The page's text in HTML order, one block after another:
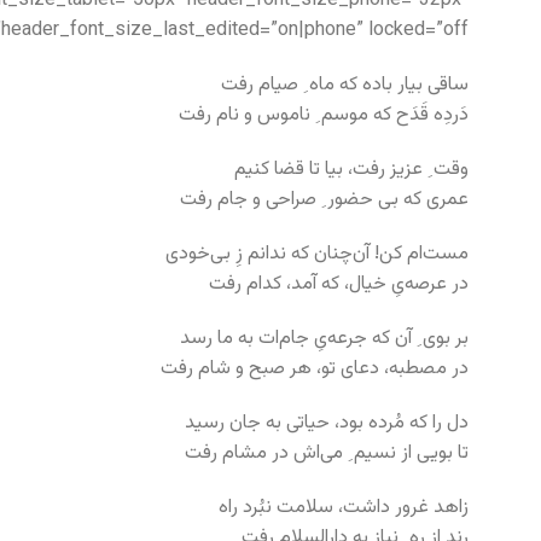
header_font_size_last_edited=”on|phone” locked=”off”]
ساقی بیار باده که ماه ِ صیام رفت
دَردِه قَدَح که موسم ِ ناموس و نام رفت
وقت ِ عزیز رفت، بیا تا قضا کنیم
عمری که بی حضور ِ صراحی و جام رفت
مست‌ام کن! آن‌چنان که ندانم زِ بی‌خودی
در عرصه‌یِ خیال، که آمد، کدام رفت
بر بوی ِ آن که جرعه‌یِ جام‌ات به ما رسد
در مصطبه، دعای تو، هر صبح و شام رفت
دل را که مُرده بود، حیاتی به جان رسید
تا بویی از نسیم ِ می‌اش در مشام رفت
زاهد غرور داشت، سلامت نبُرد راه